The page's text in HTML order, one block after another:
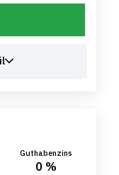
Guthabenzins
0 %